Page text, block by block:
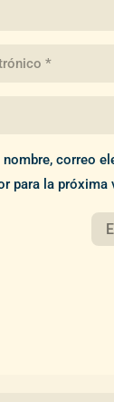
nombre, correo
para la próxima